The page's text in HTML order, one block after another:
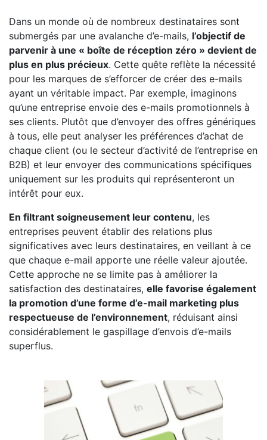
Dans un monde où de nombreux destinataires sont
submergés par une avalanche d’e-mails, l’objectif de
parvenir à une « boîte de réception zéro » devient de
plus en plus précieux. Cette quête reflète la nécessité
pour les marques de s’efforcer de créer des e-mails
ayant un véritable impact. Par exemple, imaginons
qu’une entreprise envoie des e-mails promotionnels à
ses clients. Plutôt que d’envoyer des offres génériques
à tous, elle peut analyser les préférences d’achat de
chaque client (ou le secteur d’activité de l’entreprise en
B2B) et leur envoyer des communications spécifiques
uniquement sur les produits qui représenteront un
intérêt pour eux.
En filtrant soigneusement leur contenu, les
entreprises peuvent établir des relations plus
significatives avec leurs destinataires, en veillant à ce
que chaque e-mail apporte une réelle valeur ajoutée.
Cette approche ne se limite pas à améliorer la
satisfaction des destinataires, elle favorise également
la promotion d’une forme d’e-mail marketing plus
respectueuse de l’environnement, réduisant ainsi
considérablement le gaspillage d’envois d’e-mails
superflus.